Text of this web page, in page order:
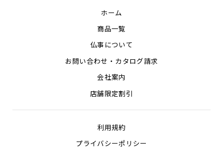
ホーム
商品一覧
仏事について
お問い合わせ・カタログ請求
会社案内
店舗限定割引
利用規約
プライバシーポリシー